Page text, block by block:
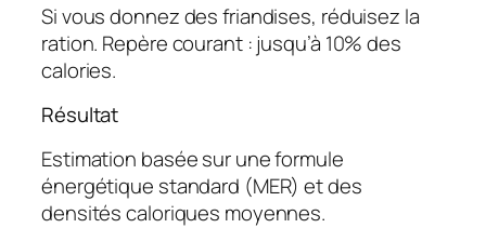
Si vous donnez des friandises, réduisez la
ration. Repère courant : jusqu’à 10% des
calories.
Résultat
Estimation basée sur une formule
énergétique standard (MER) et des
densités caloriques moyennes.